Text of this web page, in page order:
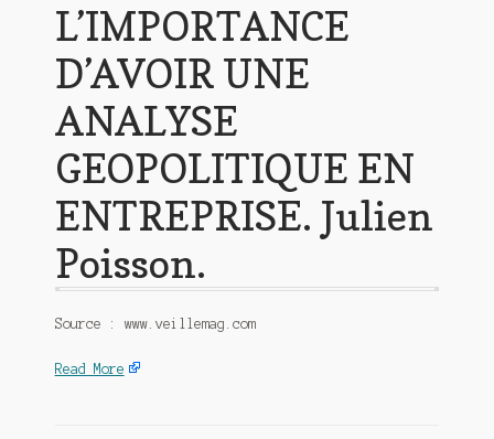
L’IMPORTANCE
D’AVOIR UNE
ANALYSE
GEOPOLITIQUE EN
ENTREPRISE. Julien
Poisson.
Source : www.veillemag.com
Read More